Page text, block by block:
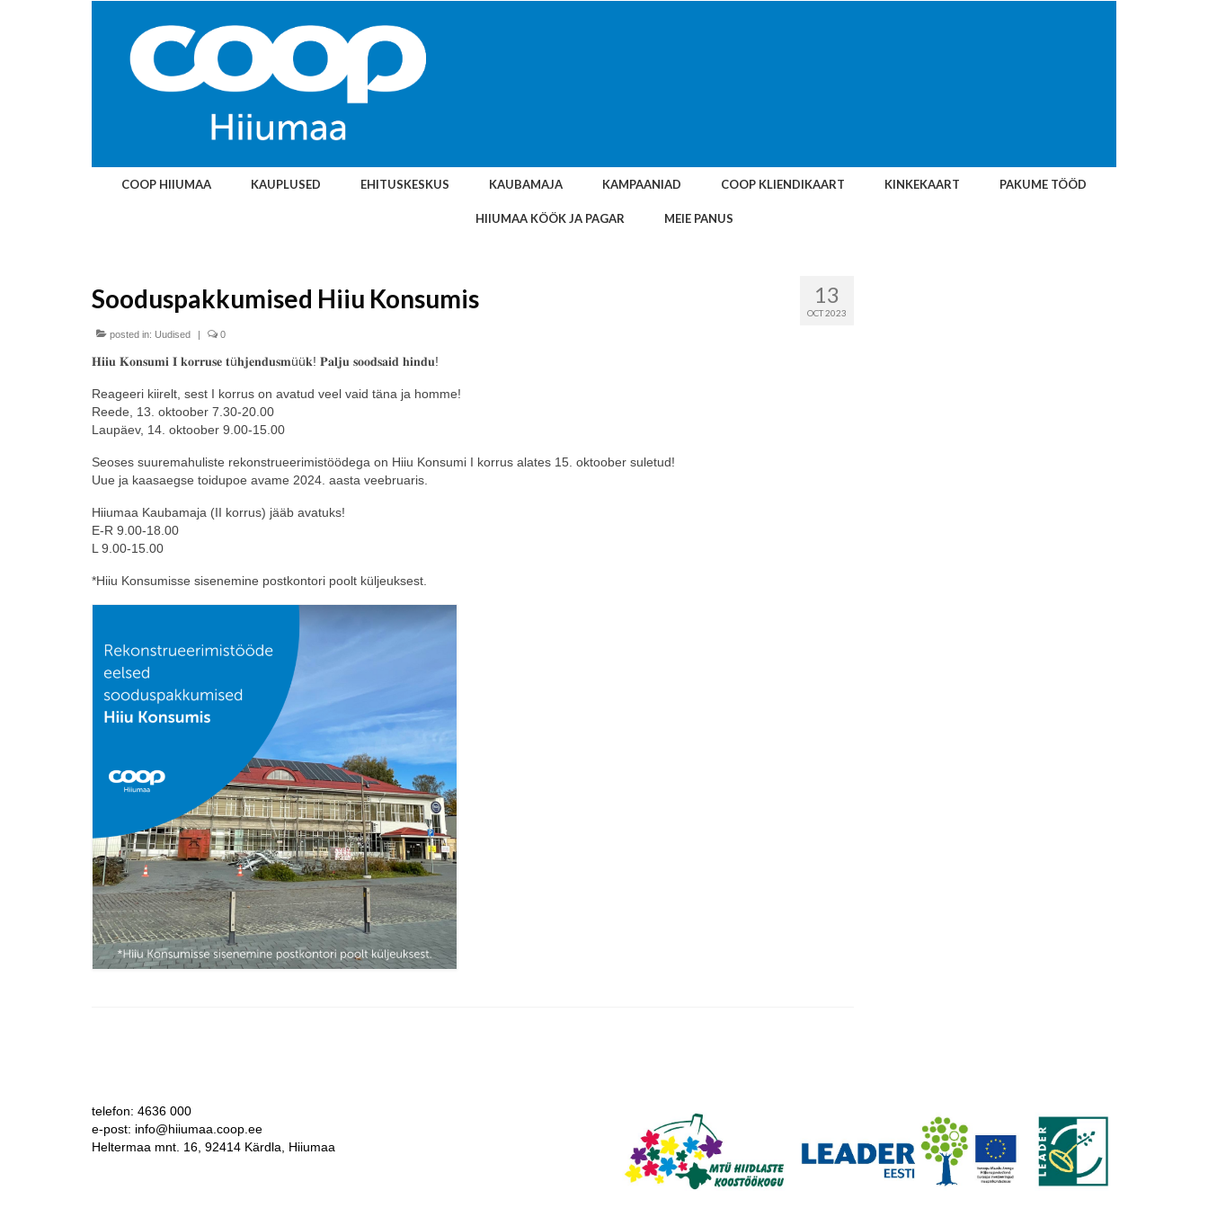
COOP HIIUMAA KAUPLUSED EHITUSKESKUS KAUBAMAJA KAMPAANIAD COOP KLIENDIKAART KINKEKAART PAKUME TÖÖD
HIIUMAA KÖÖK JA PAGAR MEIE PANUS
13
OCT 2023
Sooduspakkumised Hiiu Konsumis
posted in: Uudised | 0
𝐇𝐢𝐢𝐮 𝐊𝐨𝐧𝐬𝐮𝐦𝐢 𝐈 𝐤𝐨𝐫𝐫𝐮𝐬𝐞 𝐭ü𝐡𝐣𝐞𝐧𝐝𝐮𝐬𝐦üü𝐤! 𝐏𝐚𝐥𝐣𝐮 𝐬𝐨𝐨𝐝𝐬𝐚𝐢𝐝 𝐡𝐢𝐧𝐝𝐮!
Reageeri kiirelt, sest I korrus on avatud veel vaid täna ja homme!
Reede, 13. oktoober 7.30-20.00
Laupäev, 14. oktoober 9.00-15.00
Seoses suuremahuliste rekonstrueerimistöödega on Hiiu Konsumi I korrus alates 15. oktoober suletud!
Uue ja kaasaegse toidupoe avame 2024. aasta veebruaris.
Hiiumaa Kaubamaja (II korrus) jääb avatuks!
E-R 9.00-18.00
L 9.00-15.00
*Hiiu Konsumisse sisenemine postkontori poolt küljeuksest.
telefon: 4636 000
e-post: info@hiiumaa.coop.ee
Heltermaa mnt. 16, 92414 Kärdla, Hiiumaa